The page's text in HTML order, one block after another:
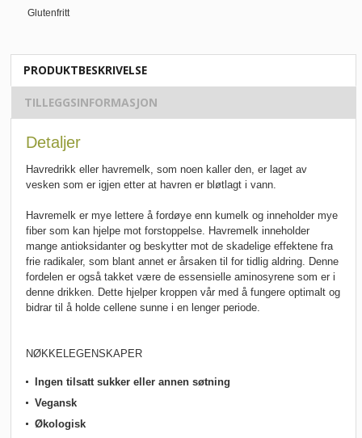
Glutenfritt
PRODUKTBESKRIVELSE
TILLEGGSINFORMASJON
Detaljer
Havredrikk eller havremelk, som noen kaller den, er laget av
vesken som er igjen etter at havren er bløtlagt i vann.
Havremelk er mye lettere å fordøye enn kumelk og inneholder mye
fiber som kan hjelpe mot forstoppelse. Havremelk inneholder
mange antioksidanter og beskytter mot de skadelige effektene fra
frie radikaler, som blant annet er årsaken til for tidlig aldring. Denne
fordelen er også takket være de essensielle aminosyrene som er i
denne drikken. Dette hjelper kroppen vår med å fungere optimalt og
bidrar til å holde cellene sunne i en lenger periode.
NØKKELEGENSKAPER
Ingen tilsatt sukker eller annen søtning
Vegansk
Økologisk